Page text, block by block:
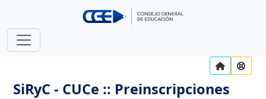
SiRyC - CUCe :: Preinscripciones